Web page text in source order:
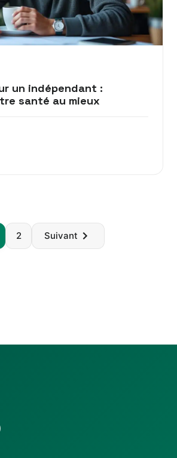
un indépendant :
santé au mieux
Pagination
2 Suivant